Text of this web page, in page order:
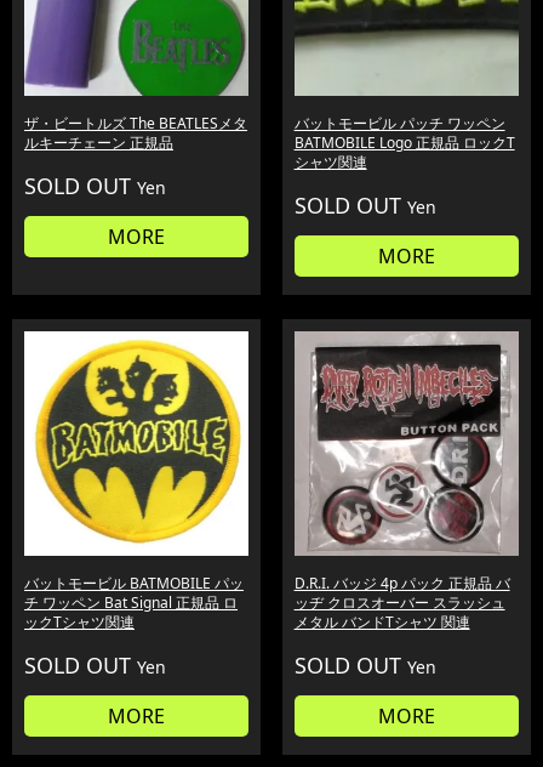
ザ・ビートルズ The BEATLESメタ
ルキーチェーン 正規品
SOLD OUT Yen
MORE
バットモービル パッチ ワッペン
BATMOBILE Logo 正規品 ロックT
シャツ関連
SOLD OUT Yen
MORE
バットモービル BATMOBILE パッ
チ ワッペン Bat Signal 正規品 ロ
ックTシャツ関連
SOLD OUT Yen
MORE
D.R.I. バッジ 4p パック 正規品 バ
ッヂ クロスオーバー スラッシュ
メタル バンドTシャツ 関連
SOLD OUT Yen
MORE